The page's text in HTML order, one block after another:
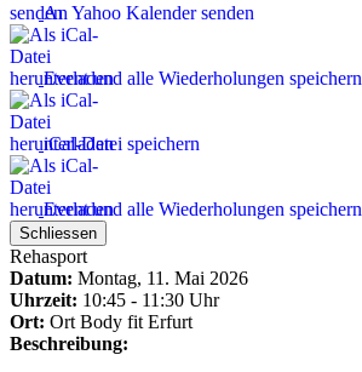
An Yahoo Kalender senden
Event und alle Wiederholungen speichern
iCal-Datei speichern
Event und alle Wiederholungen speichern
Schliessen
Rehasport
Datum: Montag, 11. Mai 2026
Uhrzeit: 10:45 - 11:30 Uhr
Ort: Ort Body fit Erfurt
Beschreibung: